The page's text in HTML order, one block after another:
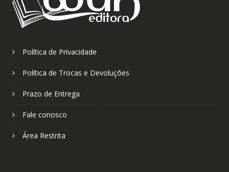
Política de Privacidade
Política de Trocas e Devoluções
Prazo de Entrega
Fale conosco
Área Restrita